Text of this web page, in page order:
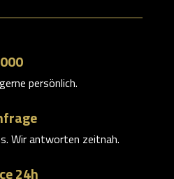
persönlich.
Wir antworten zeitnah.
24h